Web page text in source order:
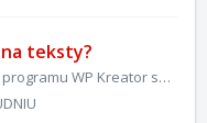
teksty?
Zamówienia na teksty w ramach programu WP Kreator są dostępne dla aktywnych Autorów na Patronite. Po zalogowaniu się na swoje konto Autora: Wejdź do Pane...